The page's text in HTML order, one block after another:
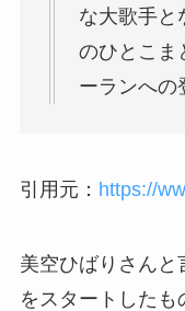
な大歌手と
のひとこま
ーランへの
引用元： https://
美空ひばりさんと
をスタートしたも